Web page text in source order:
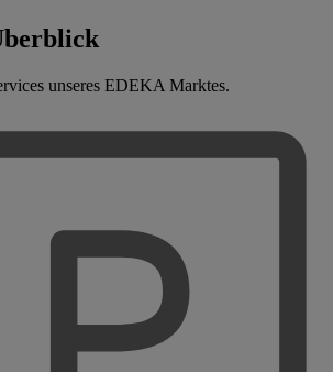
unseres EDEKA Marktes.